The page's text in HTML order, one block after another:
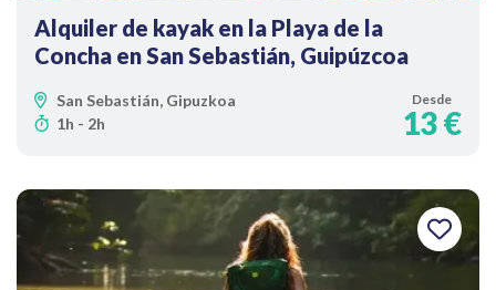
Alquiler de kayak en la Playa de la
Concha en San Sebastián, Guipúzcoa
San Sebastián, Gipuzkoa
1h - 2h
Desde
13 €